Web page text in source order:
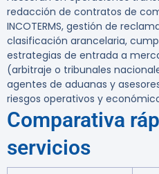
redacción de contratos de
INCOTERMS, gestión de
clasificación arancelaria,
estrategias de entrada a
(arbitraje o tribunales
agentes de aduanas y
riesgos operativos y
Comparativa
servicios